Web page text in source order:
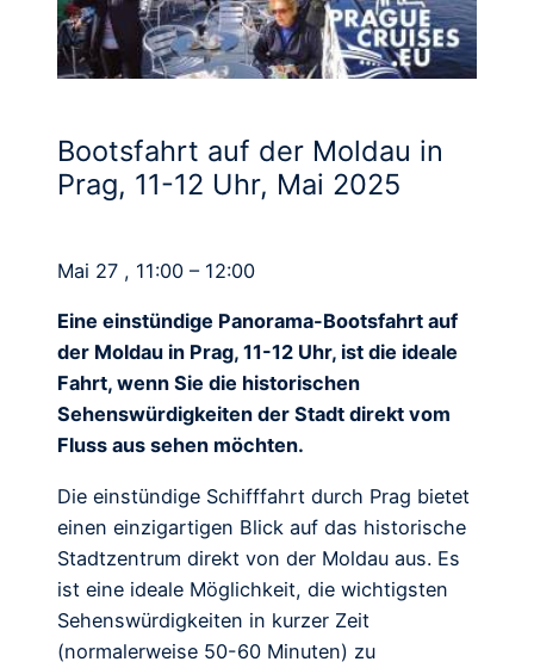
Bootsfahrt auf der Moldau in
Prag, 11-12 Uhr, Mai 2025
Mai 27 , 11:00 – 12:00
Eine einstündige Panorama-Bootsfahrt auf
der Moldau in Prag, 11-12 Uhr, ist die ideale
Fahrt, wenn Sie die historischen
Sehenswürdigkeiten der Stadt direkt vom
Fluss aus sehen möchten.
Die einstündige Schifffahrt durch Prag bietet
einen einzigartigen Blick auf das historische
Stadtzentrum direkt von der Moldau aus. Es
ist eine ideale Möglichkeit, die wichtigsten
Sehenswürdigkeiten in kurzer Zeit
(normalerweise 50-60 Minuten) zu